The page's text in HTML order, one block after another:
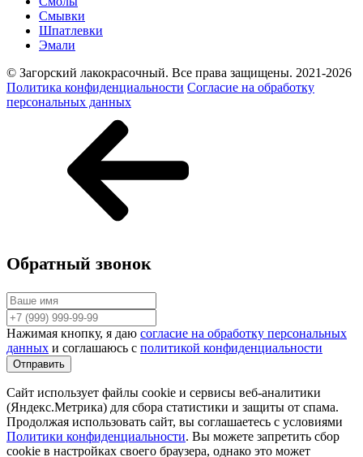
Смывки
Шпатлевки
Эмали
© Загорский лакокрасочный. Все права защищены. 2021-2026
Политика конфиденциальности Согласие на обработку
персональных данных
Обратный звонок
Нажимая кнопку, я даю согласие на обработку персональных
данных и соглашаюсь с политикой конфиденциальности
Сайт использует файлы cookie и сервисы веб-аналитики
(Яндекс.Метрика) для сбора статистики и защиты от спама.
Продолжая использовать сайт, вы соглашаетесь с условиями
Политики конфиденциальности. Вы можете запретить сбор
cookie в настройках своего браузера, однако это может